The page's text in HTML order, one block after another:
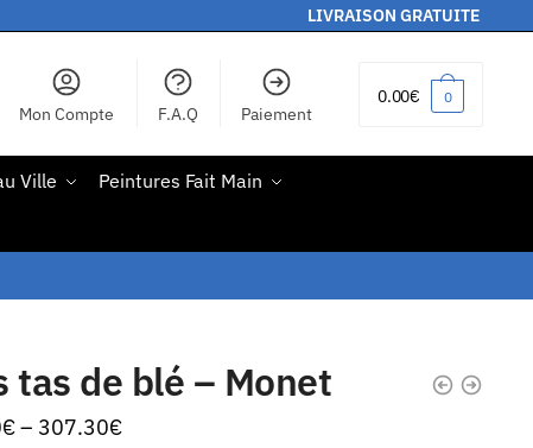
LIVRAISON GRATUITE
Mon Compte F.A.Q Paiement
0.00€ 0
Ville
Peintures Fait Main
tas de blé – Monet
€– 307.30€